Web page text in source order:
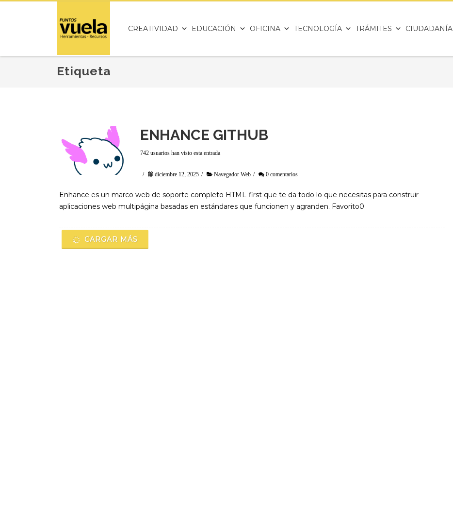
CREATIVIDAD EDUCACIÓN OFICINA TECNOLOGÍA TRÁMITES CIUDADANÍA
Etiqueta
ENHANCE GITHUB
742 usuarios han visto esta entrada
/ diciembre 12, 2025 / Navegador Web / 0 comentarios
Enhance es un marco web de soporte completo HTML-first que te da todo lo que necesitas para construir
aplicaciones web multipágina basadas en estándares que funcionen y agranden. Favorito0
CARGAR MÁS